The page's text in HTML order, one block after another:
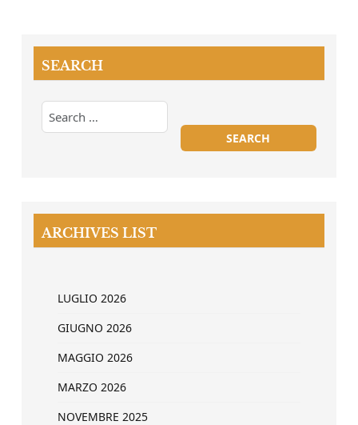
SEARCH
ARCHIVES LIST
LUGLIO 2026
GIUGNO 2026
MAGGIO 2026
MARZO 2026
NOVEMBRE 2025